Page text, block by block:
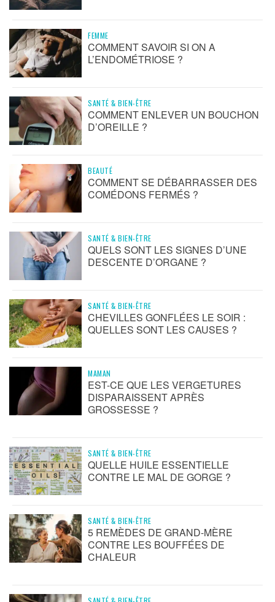
FEMME
COMMENT SAVOIR SI ON A
L’ENDOMÉTRIOSE ?
SANTÉ & BIEN-ÊTRE
COMMENT ENLEVER UN BOUCHON
D’OREILLE ?
BEAUTÉ
COMMENT SE DÉBARRASSER DES
COMÉDONS FERMÉS ?
SANTÉ & BIEN-ÊTRE
QUELS SONT LES SIGNES D’UNE
DESCENTE D’ORGANE ?
SANTÉ & BIEN-ÊTRE
CHEVILLES GONFLÉES LE SOIR :
QUELLES SONT LES CAUSES ?
MAMAN
EST-CE QUE LES VERGETURES
DISPARAISSENT APRÈS
GROSSESSE ?
SANTÉ & BIEN-ÊTRE
QUELLE HUILE ESSENTIELLE
CONTRE LE MAL DE GORGE ?
SANTÉ & BIEN-ÊTRE
5 REMÈDES DE GRAND-MÈRE
CONTRE LES BOUFFÉES DE
CHALEUR